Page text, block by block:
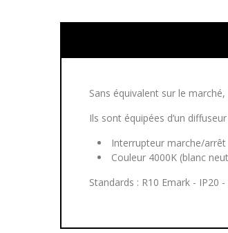
Sans équivalent sur le
Ils sont équipées d’un
Interrupteur marche/arrêt
Couleur 4000K (blanc
Standards : R10 Emark - IP20 -